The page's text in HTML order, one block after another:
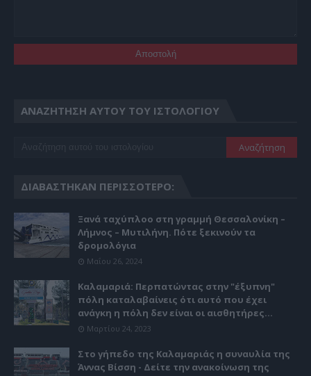
ΑΝΑΖΉΤΗΣΗ ΑΥΤΟΎ ΤΟΥ ΙΣΤΟΛΟΓΊΟΥ
ΔΙΑΒΆΣΤΗΚΑΝ ΠΕΡΙΣΣΌΤΕΡΟ:
Ξανά ταχύπλοο στη γραμμή Θεσσαλονίκη –
Λήμνος – Μυτιλήνη. Πότε ξεκινούν τα
δρομολόγια
Μαΐου 26, 2024
Καλαμαριά: Περπατώντας στην "έξυπνη"
πόλη καταλαβαίνεις ότι αυτό που έχει
ανάγκη η πόλη δεν είναι οι αισθητήρες...
Μαρτίου 24, 2023
Στο γήπεδο της Καλαμαριάς η συναυλία της
Άννας Βίσση - Δείτε την ανακοίνωση της